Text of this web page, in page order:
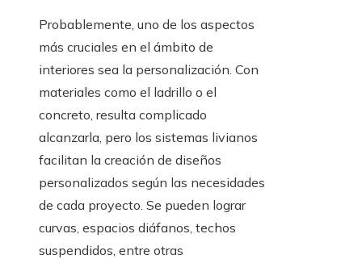
Probablemente, uno de los aspectos
más cruciales en el ámbito de
interiores sea la personalización. Con
materiales como el ladrillo o el
concreto, resulta complicado
alcanzarla, pero los sistemas livianos
facilitan la creación de diseños
personalizados según las necesidades
de cada proyecto. Se pueden lograr
curvas, espacios diáfanos, techos
suspendidos, entre otras